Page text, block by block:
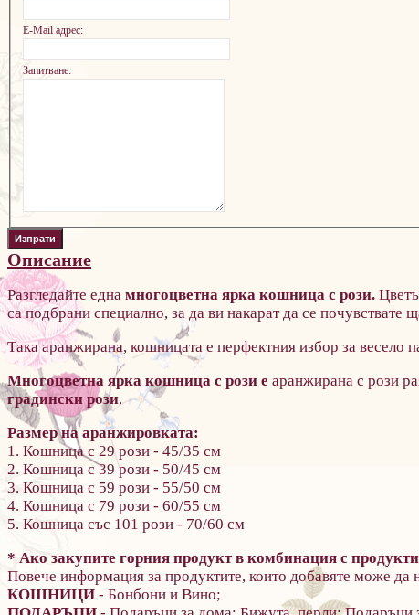
E-Mail адрес:
Запитване:
Описание
Разгледайте една многоцветна ярка кошница с рози.
са подбрани специално, за да ви накарат да се почувствате
Така аранжирана, кошницата е перфектния избор за весело
Многоцветна ярка кошница с рози е аранжирана с рози
градински рози.
Размер на аранжировката:
1. Кошница с 29 рози - 45/35 см
2. Кошница с 39 рози - 50/45 см
3. Кошница с 59 рози - 55/50 см
4. Кошница с 79 рози - 60/55 см
5. Кошница със 101 рози - 70/60 см
* Ако закупите горния продукт в комбинация с
Повече информация за продуктите, които добавяте може да
КОШНИЦИ - Бонбони и Вино;